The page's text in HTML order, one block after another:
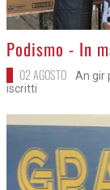
>
Podismo - In
02 AGOSTO
An gir
iscritti